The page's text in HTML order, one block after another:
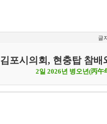
글
김포시의회, 현충탑 참배
2일 2026년 병오년(丙午